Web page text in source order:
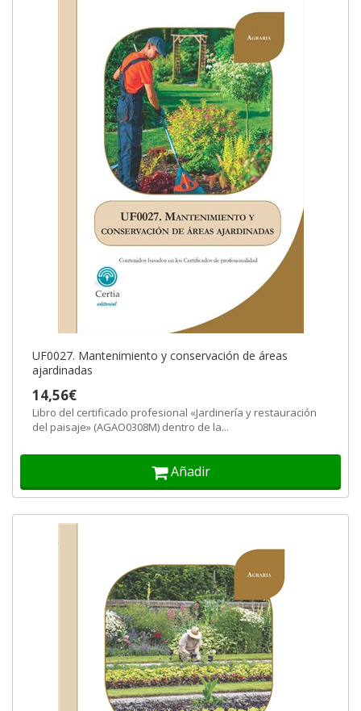
UF0027. Mantenimiento y conservación de áreas
ajardinadas
14,56€
Libro del certificado profesional «Jardinería y restauración
del paisaje» (AGAO0308M) dentro de la...
Añadir